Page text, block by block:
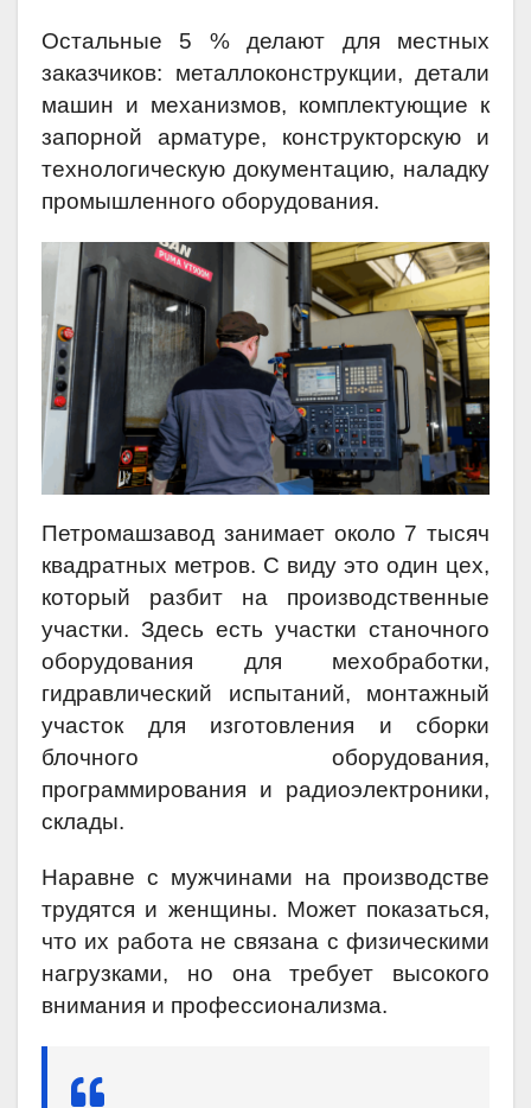
Остальные 5 % делают для местных
заказчиков: металлоконструкции, детали
машин и механизмов, комплектующие к
запорной арматуре, конструкторскую и
технологическую документацию, наладку
промышленного оборудования.
Петромашзавод занимает около 7 тысяч
квадратных метров. С виду это один цех,
который разбит на производственные
участки. Здесь есть участки станочного
оборудования для мехобработки,
гидравлический испытаний, монтажный
участок для изготовления и сборки
блочного оборудования,
программирования и радиоэлектроники,
склады.
Наравне с мужчинами на производстве
трудятся и женщины. Может показаться,
что их работа не связана с физическими
нагрузками, но она требует высокого
внимания и профессионализма.